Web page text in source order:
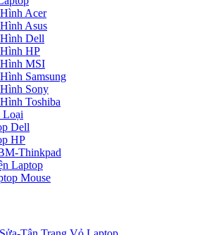
Acer
Asus
Dell
HP
MSI
Samsung
Sony
Toshiba
Loại
Dell
HP
Thinkpad
Laptop
Mouse